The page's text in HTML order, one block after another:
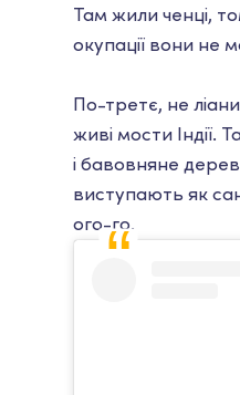
Там жили ченці,
окупації вони не
По-третє, не
живі мости Індії.
і бавовняне
виступають як
ого-го.